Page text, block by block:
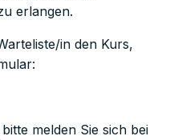
erlangen.
in den Kurs,
melden Sie sich bei